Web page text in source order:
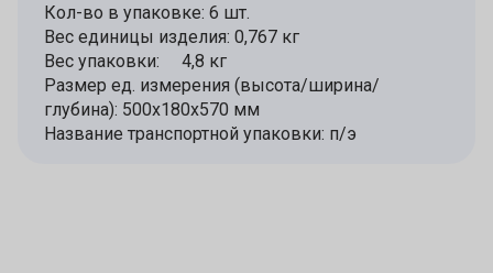
Кол-во в упаковке: 6 шт.
Вес единицы изделия: 0,767 кг
Вес упаковки: 4,8 кг
Размер ед. измерения (высота/ширина/
глубина): 500х180х570 мм
Название транспортной упаковки: п/э